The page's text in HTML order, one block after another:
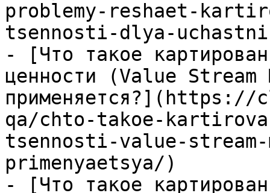
problemy-reshaet-
tsennosti-dlya-
- [Что такое
ценности (Value
qa/chto-takoe-
tsennosti-value-
primenyaetsya/)
- [Что такое